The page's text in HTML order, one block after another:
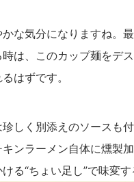
な気分になりますね。
は、このカップ麺をデ
はずです。
しく別添えのソースも
ンラーメン自体に燻製
る“ちょい足し”で味変す